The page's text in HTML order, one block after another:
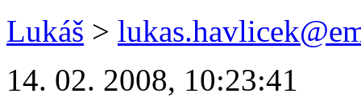
Lukáš >
14. 02. 2008, 10:23:41